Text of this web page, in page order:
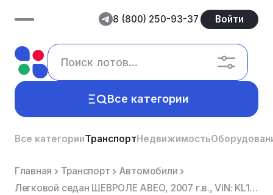
8 (800) 250-93-37 Войти
Все категории
Все категорииТранспортНедвижимость
Главная Транспорт
Автомобили
Легковой седан ШЕВРОЛЕ АВЕО, 2007 г.в., VIN: KL1SF697J8B183943, мощность (кВт/л.с.): 69/94.0, цвет: ...